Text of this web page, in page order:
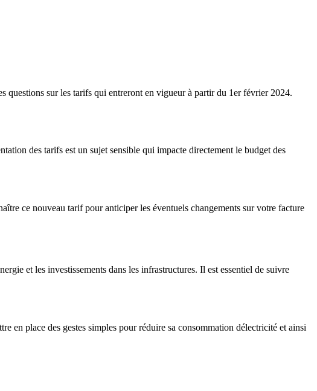
questions sur les tarifs qui entreront en vigueur à partir du 1er février 2024.
des tarifs est un sujet sensible qui impacte directement le budget des
ce nouveau tarif pour anticiper les éventuels changements sur votre facture
et les investissements dans les infrastructures. Il est essentiel de suivre
en place des gestes simples pour réduire sa consommation délectricité et ainsi